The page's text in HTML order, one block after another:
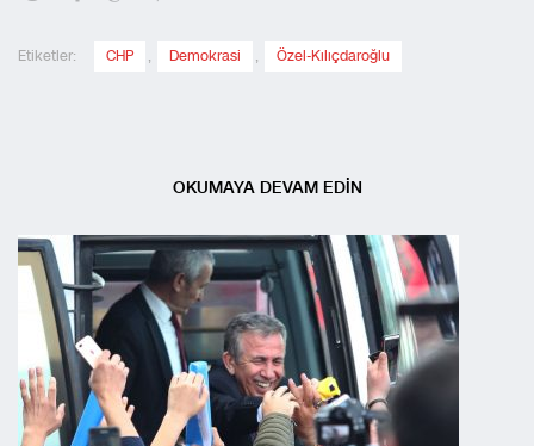
Etiketler: CHP , Demokrasi , Özel-Kılıçdaroğlu
OKUMAYA DEVAM EDİN